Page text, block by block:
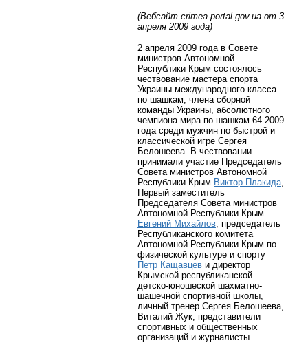
(Вебсайт crimea-portal.gov.ua от 3
апреля 2009 года)
2 апреля 2009 года в Совете
министров Автономной
Республики Крым состоялось
чествование мастера спорта
Украины международного класса
по шашкам, члена сборной
команды Украины, абсолютного
чемпиона мира по шашкам-64 2009
года среди мужчин по быстрой и
классической игре Сергея
Белошеева. В чествовании
принимали участие Председатель
Совета министров Автономной
Республики Крым Виктор Плакида
Первый заместитель
Председателя Совета министров
Автономной Республики Крым
Евгений Михайлов , председатель
Республиканского комитета
Автономной Республики Крым по
физической культуре и спорту
Петр Кащавцев и директор
Крымской республиканской
детско-юношеской шахматно-
шашечной спортивной школы,
личный тренер Сергея Белошеева,
Виталий Жук, представители
спортивных и общественных
организаций и журналисты.